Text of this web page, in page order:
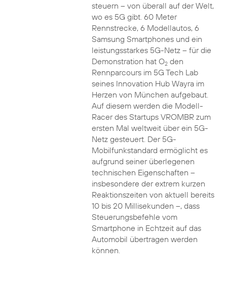
steuern – von überall auf der Welt,
wo es 5G gibt. 60 Meter
Rennstrecke, 6 Modellautos, 6
Samsung Smartphones und ein
leistungsstarkes 5G-Netz – für die
Demonstration hat O2den
Rennparcours im 5G Tech Lab
seines Innovation Hub Wayra im
Herzen von München aufgebaut.
Auf diesem werden die Modell-
Racer des Startups VROMBR zum
ersten Mal weltweit über ein 5G-
Netz gesteuert. Der 5G-
Mobilfunkstandard ermöglicht es
aufgrund seiner überlegenen
technischen Eigenschaften –
insbesondere der extrem kurzen
Reaktionszeiten von aktuell bereits
10 bis 20 Millisekunden –, dass
Steuerungsbefehle vom
Smartphone in Echtzeit auf das
Automobil übertragen werden
können.